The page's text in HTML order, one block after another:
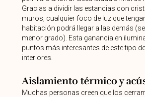
Gracias a dividir las estancias con
muros, cualquier foco de luz que
habitación podrá llegar a las demás
menor grado). Esta ganancia en
puntos más interesantes de este tipo
interiores.
Aislamiento térmico y
Muchas personas creen que los